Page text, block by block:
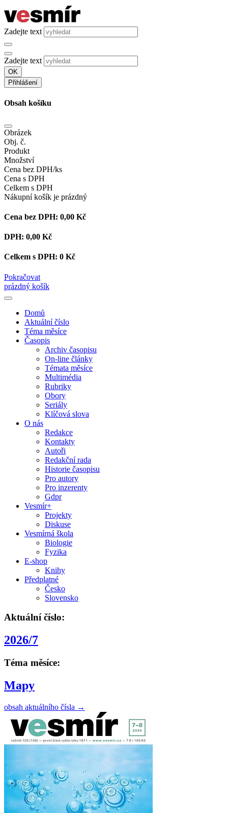
Zadejte text
Zadejte text
OK
Přihlášení
Obsah košíku
Obrázek
Obj. č.
Produkt
Množství
Cena bez DPH/ks
Cena s DPH
Celkem s DPH
Nákupní košík je prázdný
Cena bez DPH: 0,00 Kč
DPH: 0,00 Kč
Celkem s DPH: 0 Kč
Pokračovat
prázdný košík
Domů
Aktuální číslo
Téma měsíce
Časopis
Archiv časopisu
On-line články
Témata měsíce
Multimédia
Rubriky
Obory
Seriály
Klíčová slova
O nás
Redakce
Kontakty
Autoři
Redakční rada
Historie časopisu
Pro autory
Pro inzerenty
Gdpr
Vesmír+
Projekty
Diskuse
Vesmírná škola
Biologie
Fyzika
E-shop
Knihy
Předplatné
Česko
Slovensko
Aktuální číslo:
2026/7
Téma měsíce:
Mapy
obsah aktuálního čísla →